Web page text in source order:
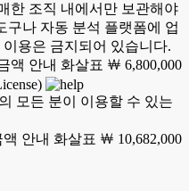
한 조직 내에서만 보관해야
구나 자동 분석 플랫폼에 업
용은 금지되어 있습니다.
￦ 6,800,000
모든 분이 이용할 수 있는
￦ 10,682,000